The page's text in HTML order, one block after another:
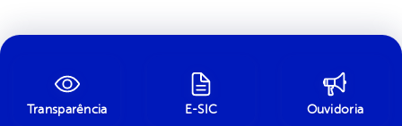
Transparência E-SIC Ouvidoria